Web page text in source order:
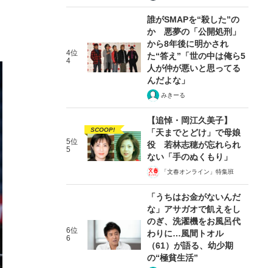
4位
4
誰がSMAPを“殺した”の
か 悪夢の「公開処刑」
から8年後に明かされ
た“答え”「世の中は俺ら5
人が仲が悪いと思ってる
んだよな」
みきーる
5位
5
SCOOP!
【追悼・岡江久美子】
「天までとどけ」で母娘
役 若林志穂が忘れられ
ない「手のぬくもり」
「文春オンライン」特集班
6位
6
「うちはお金がないんだ
な」アサガオで飢えをし
のぎ、洗濯機をお風呂代
わりに…風間トオル
（61）が語る、幼少期
の“極貧生活”